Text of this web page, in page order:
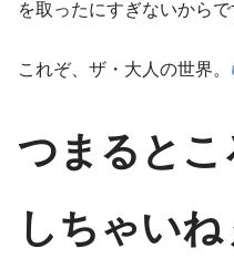
を取ったにすぎないからで
これぞ、ザ・大人の世界。
つまるとこ
しちゃいね